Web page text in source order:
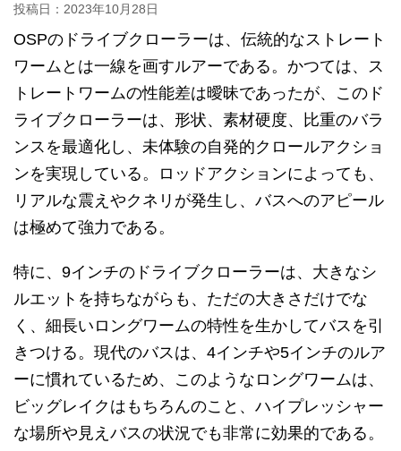
投稿日： 2023年10月28日
OSPのドライブクローラーは、伝統的なストレート
ワームとは一線を画すルアーである。かつては、ス
トレートワームの性能差は曖昧であったが、このド
ライブクローラーは、形状、素材硬度、比重のバラ
ンスを最適化し、未体験の自発的クロールアクショ
ンを実現している。ロッドアクションによっても、
リアルな震えやクネリが発生し、バスへのアピール
は極めて強力である。
特に、9インチのドライブクローラーは、大きなシ
ルエットを持ちながらも、ただの大きさだけでな
く、細長いロングワームの特性を生かしてバスを引
きつける。現代のバスは、4インチや5インチのルア
ーに慣れているため、このようなロングワームは、
ビッグレイクはもちろんのこと、ハイプレッシャー
な場所や見えバスの状況でも非常に効果的である。